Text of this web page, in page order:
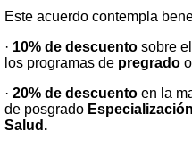
Este acuerdo contempla
· 10% de descuentosobre el
los programas de pregrado
· 20% de descuentoen la
de posgrado
Salud.